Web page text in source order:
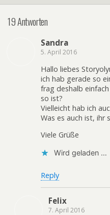
19 Antworten
Sandra
5. April 2016
Hallo liebes
ich hab gerade so
frag deshalb
so ist?
Vielleicht hab ich
Was es auch ist, ihr
Viele Grüße
Wird geladen …
Reply
Felix
7. April 2016